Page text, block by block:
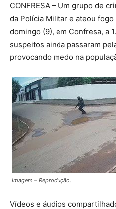
CONFRESA – Um grupo de
da Polícia Militar e ateou
domingo (9), em Confresa, a
suspeitos ainda passaram
provocando medo na
Imagem – Reprodução.
Vídeos e áudios